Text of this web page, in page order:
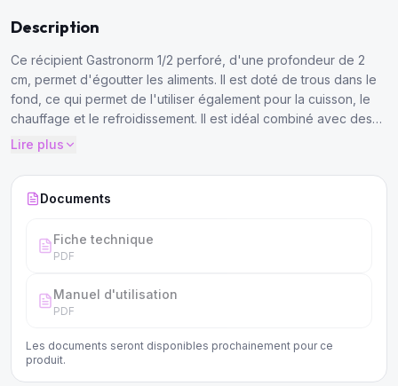
Description
Ce récipient Gastronorm 1/2 perforé, d'une profondeur de 2
cm, permet d'égoutter les aliments. Il est doté de trous dans le
fond, ce qui permet de l'utiliser également pour la cuisson, le
chauffage et le refroidissement. Il est idéal combiné avec des
récipients GN fermés et des couvercles de 32,5 x 26,5cm.
Lire plus
Documents
Fiche technique
PDF
Manuel d'utilisation
PDF
Les documents seront disponibles prochainement pour ce
produit.